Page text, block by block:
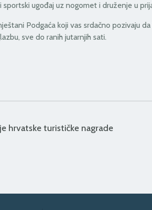
ugođaj uz nogomet i druženje u
Podgaća koji vas srdačno pozivaju
sve do ranih jutarnjih sati.
hrvatske turističke nagrade